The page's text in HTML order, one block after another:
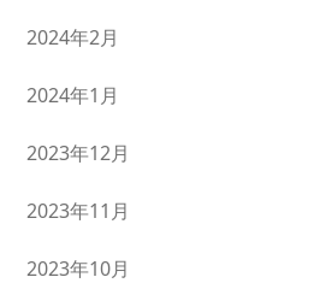
2024年2月
2024年1月
2023年12月
2023年11月
2023年10月